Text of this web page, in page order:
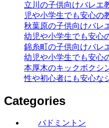
立川の子供向けバレエ
児や小学生でも安心の
秋葉原の子供向けバレ
幼児や小学生でも安心
錦糸町の子供向けバレ
幼児や小学生でも安心
本厚木のキックボクシ
性や初心者にも安心な
Categories
バドミントン